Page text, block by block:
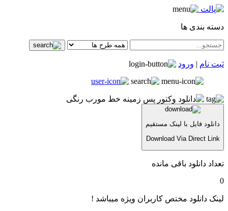
دسته بندی ها
ثبت نام | ورود
دانلود فایل با لینک مستقیم
Download Via Direct Link
تعداد دانلود باقی مانده
0
لینک دانلود مختص کاربران ویژه میباشد !